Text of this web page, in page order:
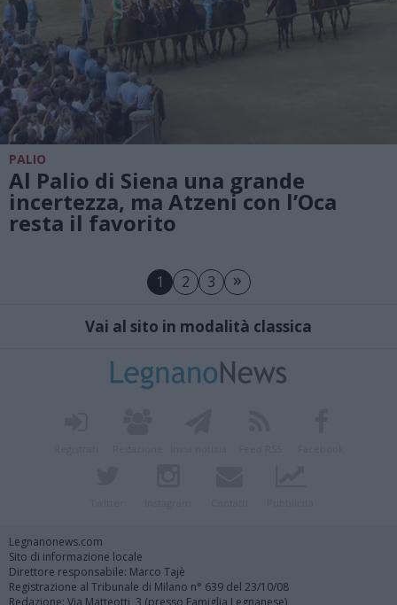
PALIO
Al Palio di Siena una grande
incertezza, ma Atzeni con l’Oca
resta il favorito
1 2 3 »
Vai al sito in modalità classica
Legnanonews.com
Sito di informazione locale
Direttore responsabile: Marco Tajè
Registrazione al Tribunale di Milano n° 639 del 23/10/08
Redazione: Via Matteotti, 3 (presso Famiglia Legnanese)